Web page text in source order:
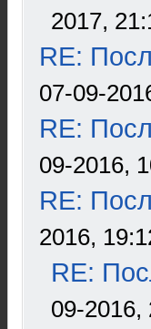
2017,
RE:
07-09-
RE:
09-2016,
RE:
2016,
RE:
09-2016,